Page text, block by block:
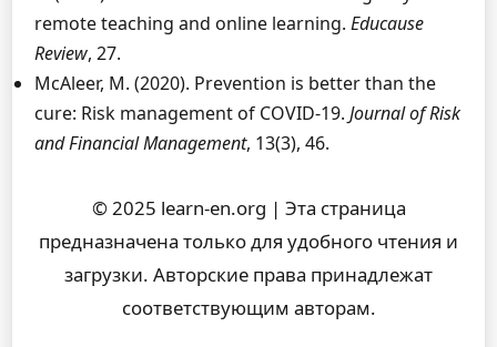
remote teaching and online learning. Educause
Review, 27.
McAleer, M. (2020). Prevention is better than the
cure: Risk management of COVID-19. Journal of Risk
and Financial Management, 13(3), 46.
© 2025 learn-en.org | Эта страница
предназначена только для удобного чтения и
загрузки. Авторские права принадлежат
соответствующим авторам.